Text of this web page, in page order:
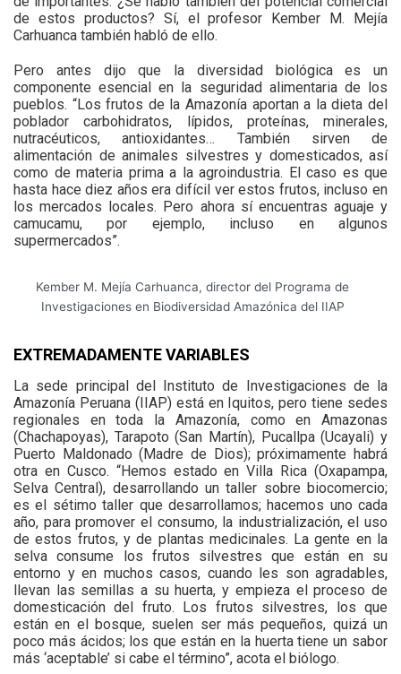
de estos productos? Sí, el profesor Kember M. Mejía
Carhuanca también habló de ello.
Pero antes dijo que la diversidad biológica es un
componente esencial en la seguridad alimentaria de los
pueblos. “Los frutos de la Amazonía aportan a la dieta del
poblador carbohidratos, lípidos, proteínas, minerales,
nutracéuticos, antioxidantes… También sirven de
alimentación de animales silvestres y domesticados, así
como de materia prima a la agroindustria. El caso es que
hasta hace diez años era difícil ver estos frutos, incluso en
los mercados locales. Pero ahora sí encuentras aguaje y
camucamu, por ejemplo, incluso en algunos
supermercados”.
Kember M. Mejía Carhuanca, director del Programa de
Investigaciones en Biodiversidad Amazónica del IIAP
EXTREMADAMENTE VARIABLES
La sede principal del Instituto de Investigaciones de la
Amazonía Peruana (IIAP) está en Iquitos, pero tiene sedes
regionales en toda la Amazonía, como en Amazonas
(Chachapoyas), Tarapoto (San Martín), Pucallpa (Ucayali) y
Puerto Maldonado (Madre de Dios); próximamente habrá
otra en Cusco. “Hemos estado en Villa Rica (Oxapampa,
Selva Central), desarrollando un taller sobre biocomercio;
es el sétimo taller que desarrollamos; hacemos uno cada
año, para promover el consumo, la industrialización, el uso
de estos frutos, y de plantas medicinales. La gente en la
selva consume los frutos silvestres que están en su
entorno y en muchos casos, cuando les son agradables,
llevan las semillas a su huerta, y empieza el proceso de
domesticación del fruto. Los frutos silvestres, los que
están en el bosque, suelen ser más pequeños, quizá un
poco más ácidos; los que están en la huerta tiene un sabor
más ‘aceptable’ si cabe el término”, acota el biólogo.